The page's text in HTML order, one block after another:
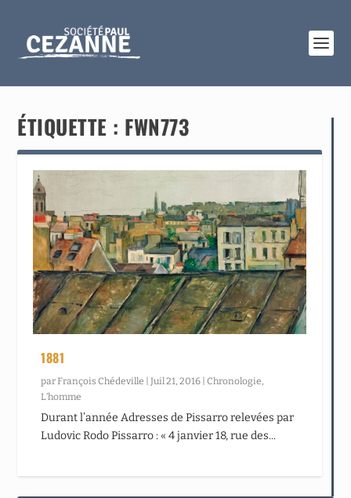
ÉTIQUETTE : FWN773
1881
par François Chédeville |Juil 21, 2016 |Chronologie
L’homme
Durant l’année Adresses de Pissarro relevées par
Ludovic Rodo Pissarro : « 4 janvier 18, rue des...